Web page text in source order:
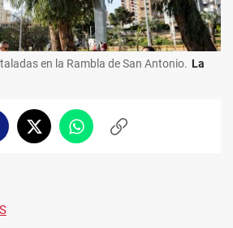
en la Rambla de San Antonio. La
TwitterWhatsappCopiar